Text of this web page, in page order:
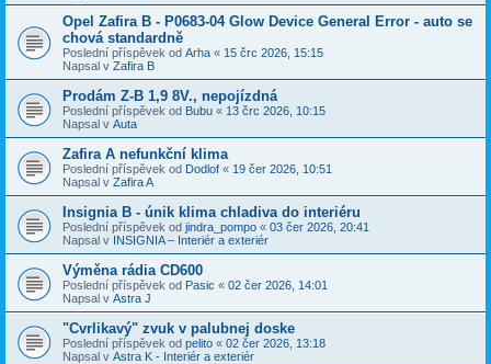
Opel Zafira B - P0683-04 Glow Device General Error - auto se
chová standardně
Poslední příspěvek od Arha « 15 črc 2026, 15:15
Napsal v Zafira B
Prodám Z-B 1,9 8V., nepojízdná
Poslední příspěvek od Bubu « 13 črc 2026, 10:15
Napsal v Auta
Zafira A nefunkční klima
Poslední příspěvek od Dodlof « 19 čer 2026, 10:51
Napsal v Zafira A
Insignia B - únik klima chladiva do interiéru
Poslední příspěvek od jindra_pompo « 03 čer 2026, 20:41
Napsal v INSIGNIA – Interiér a exteriér
Výměna rádia CD600
Poslední příspěvek od Pasic « 02 čer 2026, 14:01
Napsal v Astra J
"Cvrlikavý" zvuk v palubnej doske
Poslední příspěvek od pelito « 02 čer 2026, 13:18
Napsal v Astra K - Interiér a exteriér